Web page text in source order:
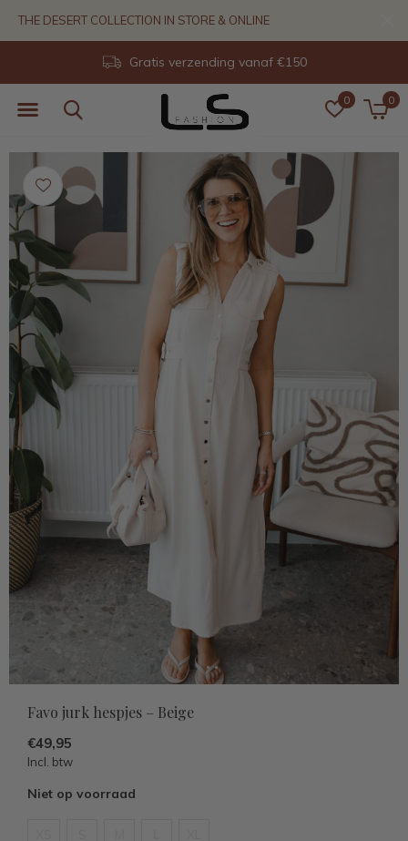
0 0
Gratis verzending vanaf €150
THE DESERT COLLECTION IN STORE & ONLINE
Favo jurk hespjes – Beige
€49,95
Incl. btw
Niet op voorraad